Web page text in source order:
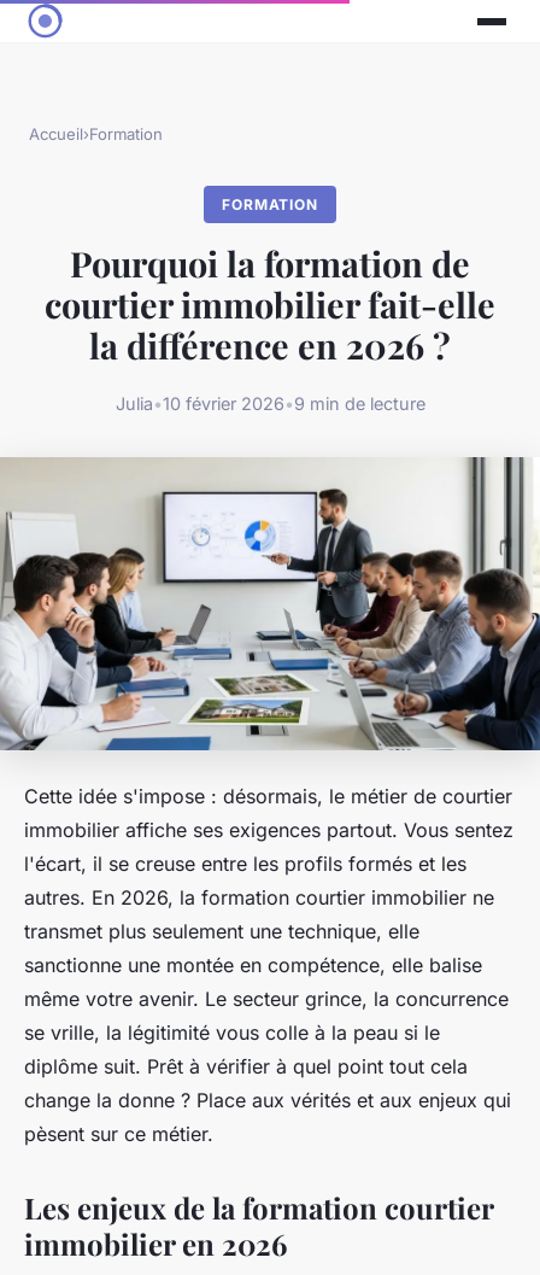
Accueil›Formation
FORMATION
Pourquoi la formation de
courtier immobilier fait-elle
la différence en 2026 ?
Julia•10 février 2026•9 min de lecture
Cette idée s'impose : désormais, le métier de courtier
immobilier affiche ses exigences partout. Vous sentez
l'écart, il se creuse entre les profils formés et les
autres. En 2026, la formation courtier immobilier ne
transmet plus seulement une technique, elle
sanctionne une montée en compétence, elle balise
même votre avenir. Le secteur grince, la concurrence
se vrille, la légitimité vous colle à la peau si le
diplôme suit. Prêt à vérifier à quel point tout cela
change la donne ? Place aux vérités et aux enjeux qui
pèsent sur ce métier.
Les enjeux de la formation courtier
immobilier en 2026